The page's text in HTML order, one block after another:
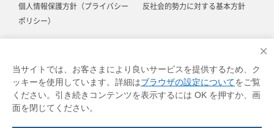
×
当サイトでは、お客さまにより良いサービスを提供するため、ク
ッキーを使用しています。詳細はブラウザの設定についてをご覧
ください。引き続きコンテンツを表示するには OK を押すか、画
面を閉じてください。
個人情報保護方針（プライバシー
ポリシー）
反社会的勢力に対する基本方針
お客さま対応における基本方針 各種規定等